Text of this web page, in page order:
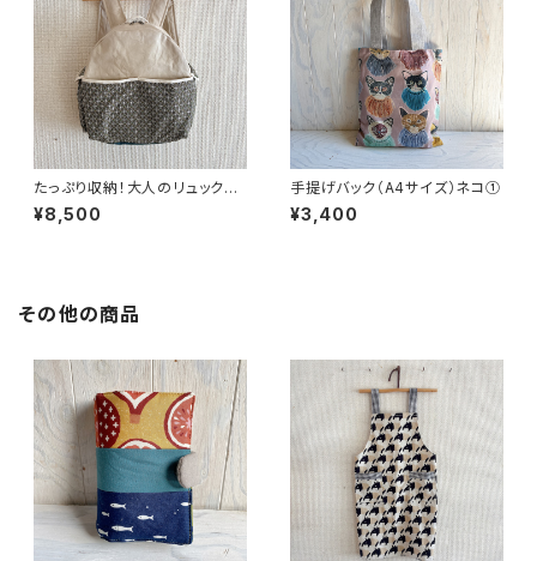
たっぷり収納！大人のリュック
（鳥とミモザ・クロ）
¥8,500
手提げバック（A4サイズ）ネコ①
¥3,400
その他の商品